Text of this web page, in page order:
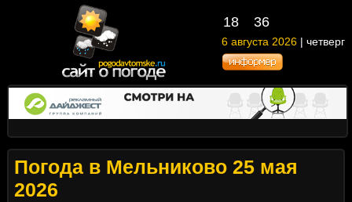
18 36
6 августа 2026 | четверг
Погода в Мельниково 25 мая
2026